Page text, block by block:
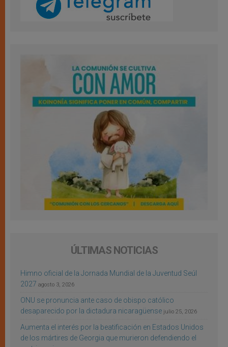
ÚLTIMAS NOTICIAS
Himno oficial de la Jornada Mundial de la Juventud Seúl
2027 agosto 3, 2026
ONU se pronuncia ante caso de obispo católico
desaparecido por la dictadura nicaragüense julio 25, 2026
Aumenta el interés por la beatificación en Estados Unidos
de los mártires de Georgia que murieron defendiendo el